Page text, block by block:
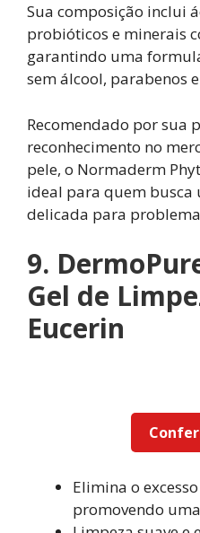
Sua composição inclui
probióticos e minerais
garantindo uma
sem álcool, parabenos
Recomendado por sua
reconhecimento no
pele, o Normaderm
ideal para quem busca
delicada para
9.
Gel de
Eucerin
Elimina o
promovendo